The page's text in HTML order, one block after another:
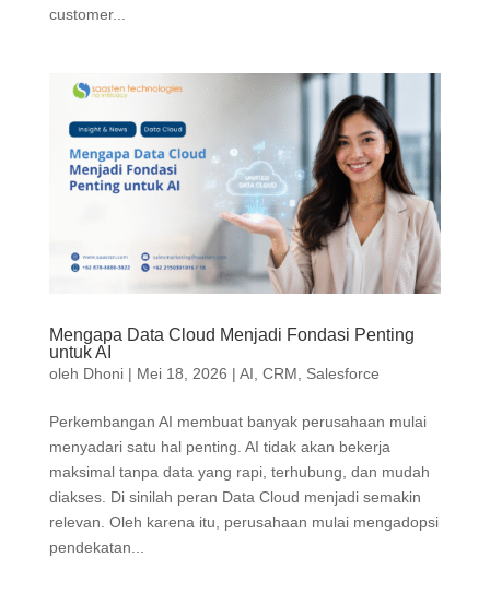
customer...
Mengapa Data Cloud Menjadi Fondasi Penting
untuk AI
oleh Dhoni| Mei 18, 2026 | AI CRM Salesforce
Perkembangan AI membuat banyak perusahaan mulai
menyadari satu hal penting. AI tidak akan bekerja
maksimal tanpa data yang rapi, terhubung, dan mudah
diakses. Di sinilah peran Data Cloud menjadi semakin
relevan. Oleh karena itu, perusahaan mulai mengadopsi
pendekatan...